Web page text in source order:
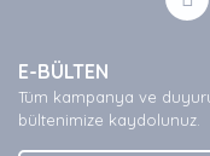
Ürün
Ürün bilgilerinde
Ürün fiyatı diğer
E-BÜLTEN
Tüm kampanya ve
bültenimize kaydolunuz.